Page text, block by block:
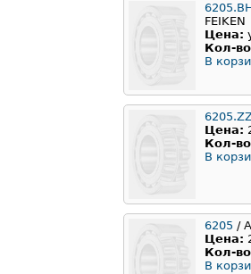
FEIKEN
Цена:
Кол-
В
Цена:
Кол-
В
6205 /
Цена:
Кол-
В